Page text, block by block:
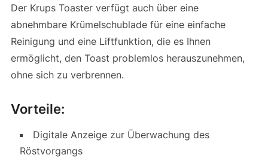
Der Krups Toaster verfügt auch über eine
abnehmbare Krümelschublade für eine einfache
Reinigung und eine Liftfunktion, die es Ihnen
ermöglicht, den Toast problemlos herauszunehmen,
ohne sich zu verbrennen.
Vorteile:
Digitale Anzeige zur Überwachung des
Röstvorgangs